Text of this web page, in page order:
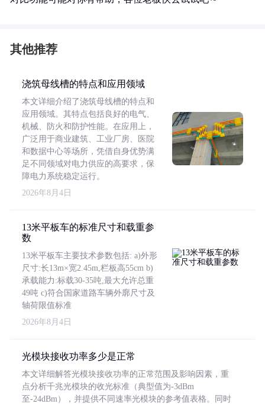
其他推荐
浇筑母线槽的特点和应用领域
本文详细介绍了浇筑母线槽的特点和
应用领域。其特点包括良好的电气、
机械、防火和防护性能。在应用上，
广泛用于商业建筑、工业厂房、医院
和数据中心等场所，凭借自身优势满
足不同领域对电力供应的高要求，保
障电力系统稳定运行。
2026年8月4日
13米平板车的标准尺寸和载重参
数
13米平板车主要技术参数包括: a)外形
尺寸:长13m×宽2.45m,栏板高55cm b)
承载能力:标载30-35吨,最大允许总重
49吨 c)符合国家道路车辆外廓尺寸及
轴荷限值标准
2026年8月4日
光模块接收功率多少是正常
本文详细解答光模块接收功率的正常范围及影响因素，重
点分析千兆光模块的收光标准（典型值为-3dBm
至-24dBm），并提供不同速率光模块的参考值表格。同时